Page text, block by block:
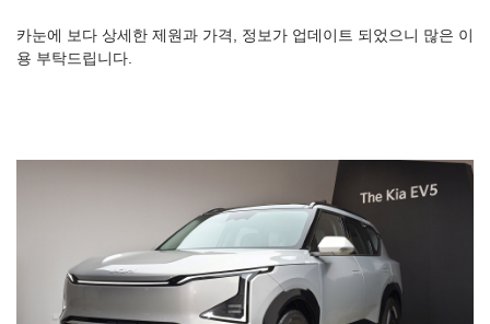
카눈에 보다 상세한 제원과 가격, 정보가 업데이트 되었으니 많은 이
용 부탁드립니다.